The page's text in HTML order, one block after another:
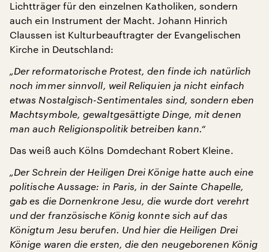
Lichtträger für den einzelnen Katholiken, sondern
auch ein Instrument der Macht. Johann Hinrich
Claussen ist Kulturbeauftragter der Evangelischen
Kirche in Deutschland:
„Der reformatorische Protest, den finde ich natürlich
noch immer sinnvoll, weil Reliquien ja nicht einfach
etwas Nostalgisch-Sentimentales sind, sondern eben
Machtsymbole, gewaltgesättigte Dinge, mit denen
man auch Religionspolitik betreiben kann.“
Das weiß auch Kölns Domdechant Robert Kleine.
„Der Schrein der Heiligen Drei Könige hatte auch eine
politische Aussage: in Paris, in der Sainte Chapelle,
gab es die Dornenkrone Jesu, die wurde dort verehrt
und der französische König konnte sich auf das
Königtum Jesu berufen. Und hier die Heiligen Drei
Könige waren die ersten, die den neugeborenen König